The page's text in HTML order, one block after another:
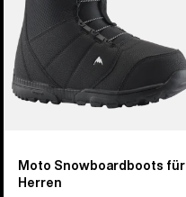
Moto Snowboardboots für
Herren